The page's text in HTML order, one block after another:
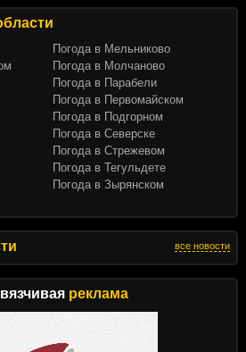
все новости
реклама
Погода в Мельниково
Погода в Молчаново
Погода в Парабели
Погода в Первомайском
Погода в Подгорном
Погода в Северске
Погода в Стрежевом
Погода в Тегульдете
Погода в Зырянском